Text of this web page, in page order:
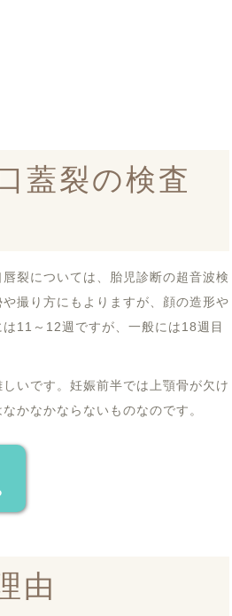
蓋裂の検査
裂については、胎児診断の超音波検
撮り方にもよりますが、顔の造形や
11～12週ですが、一般には18週目
いです。妊娠前半では上顎骨が欠け
かなかならないものなのです。
由